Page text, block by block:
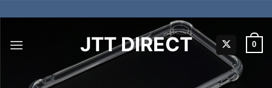
to
JTT DIRECT 0